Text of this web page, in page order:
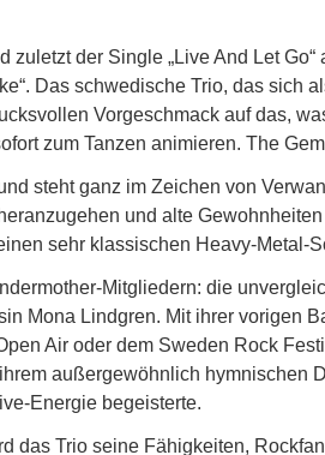
der Single „Live And Let
Das schwedische Trio, das sich
Vorgeschmack auf das,
zum Tanzen animieren. The
steht ganz im Zeichen von
und alte
sehr klassischen Heavy-Metal-
Mitgliedern: die
Mona Lindgren. Mit ihrer vorigen
Air oder dem Sweden Rock
außergewöhnlich hymnischen
Energie begeisterte.
das Trio seine Fähigkeiten,